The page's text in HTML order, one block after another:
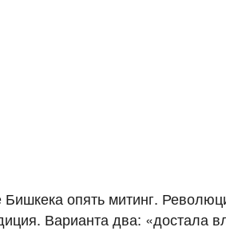
опять митинг.
Варианта два: «достала